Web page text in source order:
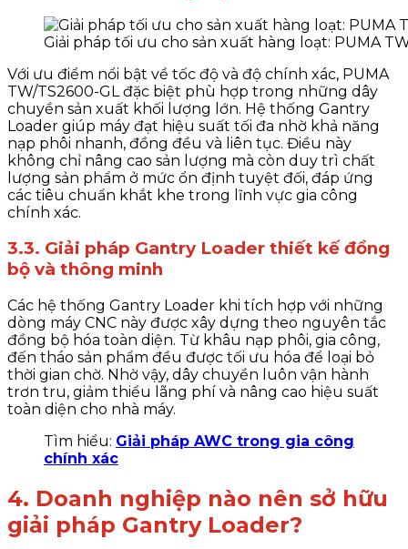
Giải pháp tối ưu cho sản xuất hàng loạt: PUMA
Với ưu điểm nổi bật về tốc độ và độ chính xác, PUMA
TW/TS2600-GL đặc biệt phù hợp trong những dây
chuyền sản xuất khối lượng lớn. Hệ thống Gantry
Loader giúp máy đạt hiệu suất tối đa nhờ khả năng
nạp phôi nhanh, đồng đều và liên tục. Điều này
không chỉ nâng cao sản lượng mà còn duy trì chất
lượng sản phẩm ở mức ổn định tuyệt đối, đáp ứng
các tiêu chuẩn khắt khe trong lĩnh vực gia công
chính xác.
3.3. Giải pháp Gantry Loader​ thiết kế đồng
bộ và thông minh
Các hệ thống Gantry Loader khi tích hợp với những
dòng máy CNC này được xây dựng theo nguyên tắc
đồng bộ hóa toàn diện. Từ khâu nạp phôi, gia công,
đến tháo sản phẩm đều được tối ưu hóa để loại bỏ
thời gian chờ. Nhờ vậy, dây chuyền luôn vận hành
trơn tru, giảm thiểu lãng phí và nâng cao hiệu suất
toàn diện cho nhà máy.
Tìm hiểu: Giải pháp AWC trong gia công
chính xác
4. Doanh nghiệp nào nên sở hữu
giải pháp Gantry Loader?